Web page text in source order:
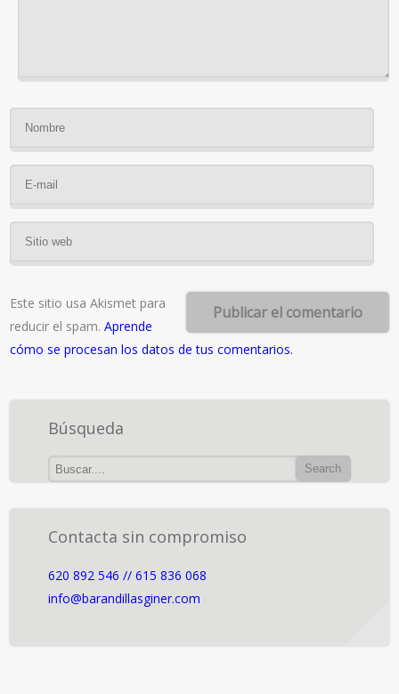
Este sitio usa Akismet para
reducir el spam.Aprende
cómo se procesan los datos de tus comentarios.
Búsqueda
Contacta sin compromiso
620 892 546 // 615 836 068
info@barandillasginer.com